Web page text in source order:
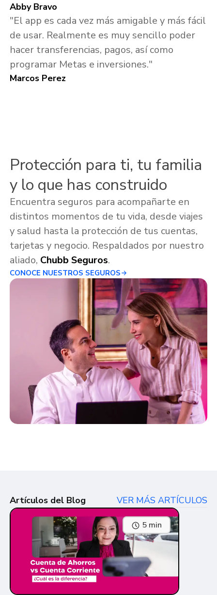
Abby Bravo
"El app es cada vez más amigable y más fácil
de usar. Realmente es muy sencillo poder
hacer transferencias, pagos, así como
programar Metas e inversiones."
Marcos Perez
Protección para ti, tu familia
y lo que has construido
Encuentra seguros para acompañarte en
distintos momentos de tu vida, desde viajes
y salud hasta la protección de tus cuentas,
tarjetas y negocio. Respaldados por nuestro
aliado, Chubb Seguros.
CONOCE NUESTROS SEGUROS
Artículos del Blog VER MÁS ARTÍCULOS
5 min